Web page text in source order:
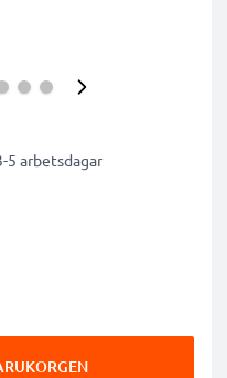
5 arbetsdagar